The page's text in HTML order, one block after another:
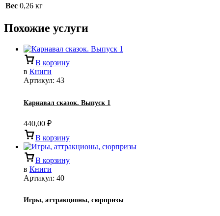
Вес 0,26 кг
Похожие услуги
В корзину
в Книги
Артикул: 43
Карнавал сказок. Выпуск 1
440,00 ₽
В корзину
В корзину
в Книги
Артикул: 40
Игры, аттракционы, сюрпризы